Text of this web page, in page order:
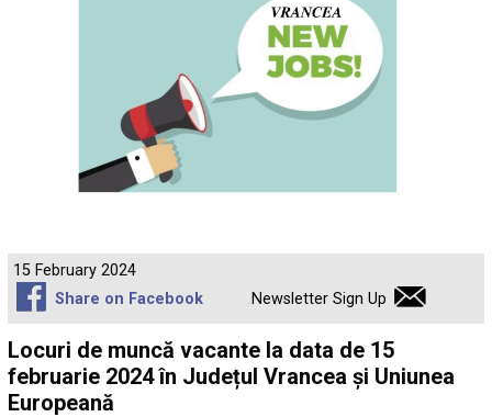
15 February 2024
Share on Facebook
Newsletter Sign Up
Locuri de muncă vacante la data de 15
februarie 2024 în Județul Vrancea și Uniunea
Europeană